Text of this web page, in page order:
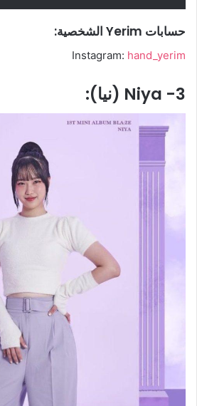
حسابات Yerim الشخصية:
Instagram: hand_yerim
3- Niya (نيا):